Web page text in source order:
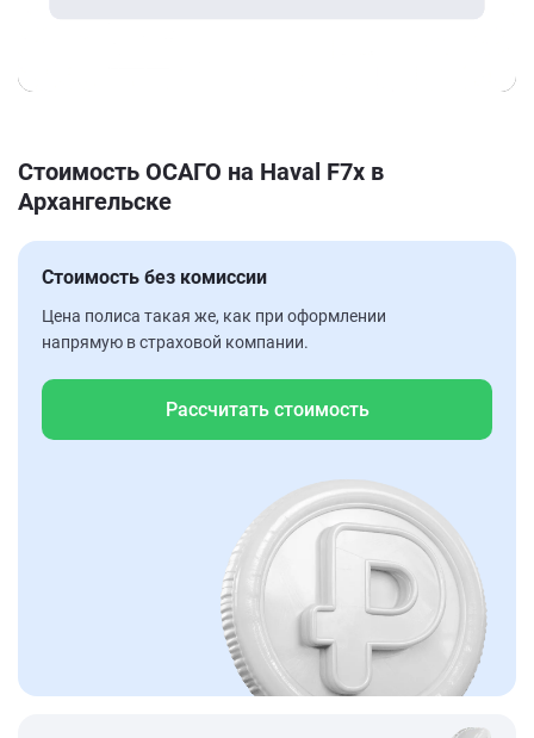
Стоимость ОСАГО на Haval F7x в
Архангельске
Стоимость без комиссии
Цена полиса такая же, как при оформлении
напрямую в страховой компании.
Рассчитать стоимость